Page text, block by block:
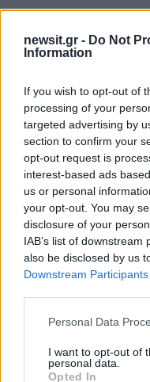
newsit.gr - Do Not
Information
If you wish to opt-out of
processing of your
targeted advertising by
section to confirm your
opt-out request is
interest-based ads
us or personal
your opt-out. You may
disclosure of your
IAB’s list of
also be disclosed by us
Downstream Participants
Please note that this
not limited to your visit
grant or deny consent
Personal Data
I want to opt-out of
personal data.
Opted In
28.05.25
Συγκλονίζει η